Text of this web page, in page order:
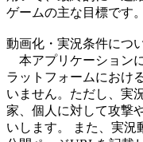
ゲームの主な目標です。
動画化・実況条件につ
本アプリケーション
ラットフォームにおけ
いません。ただし、実
家、個人に対して攻撃
いします。 また、実況